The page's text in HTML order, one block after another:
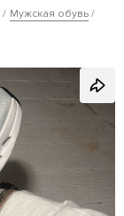
Мужская обувь